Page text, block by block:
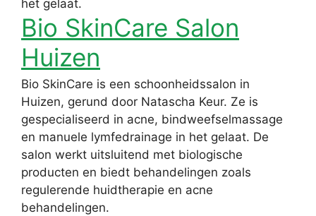
het gelaat.
Bio SkinCare Salon
Huizen
Bio SkinCare is een schoonheidssalon in
Huizen, gerund door Natascha Keur. Ze is
gespecialiseerd in acne, bindweefselmassage
en manuele lymfedrainage in het gelaat. De
salon werkt uitsluitend met biologische
producten en biedt behandelingen zoals
regulerende huidtherapie en acne
behandelingen.